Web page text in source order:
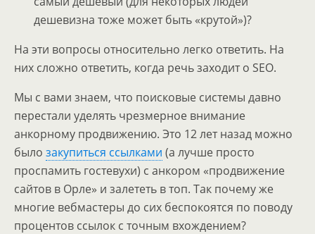
дешевизна тоже может быть «крутой»)?
На эти вопросы относительно легко ответить. На
них сложно ответить, когда речь заходит о SEO.
Мы с вами знаем, что поисковые системы давно
перестали уделять чрезмерное внимание
анкорному продвижению. Это 12 лет назад можно
было закупиться ссылками (а лучше просто
проспамить гостевухи) с анкором «продвижение
сайтов в Орле» и залететь в топ. Так почему же
многие вебмастеры до сих беспокоятся по поводу
процентов ссылок с точным вхождением?